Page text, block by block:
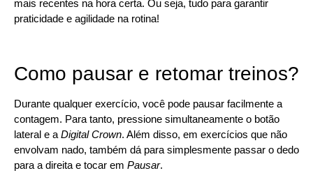
mais recentes na hora certa. Ou seja, tudo para garantir
praticidade e agilidade na rotina!
Como pausar e retomar treinos?
Durante qualquer exercício, você pode pausar facilmente a
contagem. Para tanto, pressione simultaneamente o botão
lateral e a Digital Crown. Além disso, em exercícios que não
envolvam nado, também dá para simplesmente passar o dedo
para a direita e tocar em Pausar.